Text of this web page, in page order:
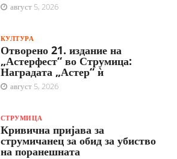
август 5, 2026
КУЛТУРА
Отворено 21. издание на
„Астерфест“ во Струмица:
Наградата „Астер“ ѝ
август 5, 2026
СТРУМИЦА
Кривична пријава за
струмичанец за обид за убиство
на поранешната